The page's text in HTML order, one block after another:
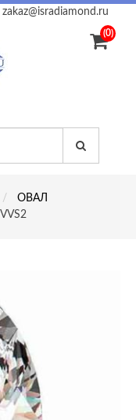
zakaz@isradiamond.ru
(0)
ОВАЛ